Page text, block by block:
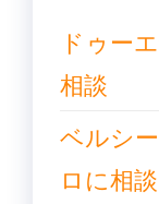
ドゥー
相談
ベルシ
ロに相談